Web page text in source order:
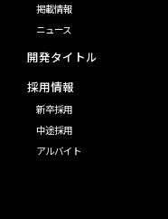
掲載情報
ニュース
開発タイトル
採用情報
新卒採用
中途採用
アルバイト